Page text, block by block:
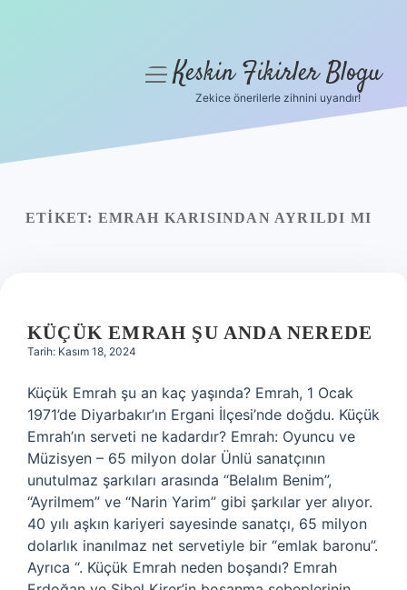
Yasal Uyarı
menüyüKeskin Fikirler Blogu
Zekice önerilerle zihnini uyandır!
ETIKET: EMRAH KARISINDAN AYRILDI MI
KÜÇÜK EMRAH ŞU ANDA NEREDE
Tarih: Kasım 18, 2024
Küçük Emrah şu an kaç yaşında? Emrah, 1 Ocak
1971’de Diyarbakır’ın Ergani İlçesi’nde doğdu. Küçük
Emrah’ın serveti ne kadardır? Emrah: Oyuncu ve
Müzisyen – 65 milyon dolar Ünlü sanatçının
unutulmaz şarkıları arasında “Belalım Benim”,
“Ayrilmem” ve “Narin Yarim” gibi şarkılar yer alıyor.
40 yılı aşkın kariyeri sayesinde sanatçı, 65 milyon
dolarlık inanılmaz net servetiyle bir “emlak baronu”.
Ayrıca “. Küçük Emrah neden boşandı? Emrah